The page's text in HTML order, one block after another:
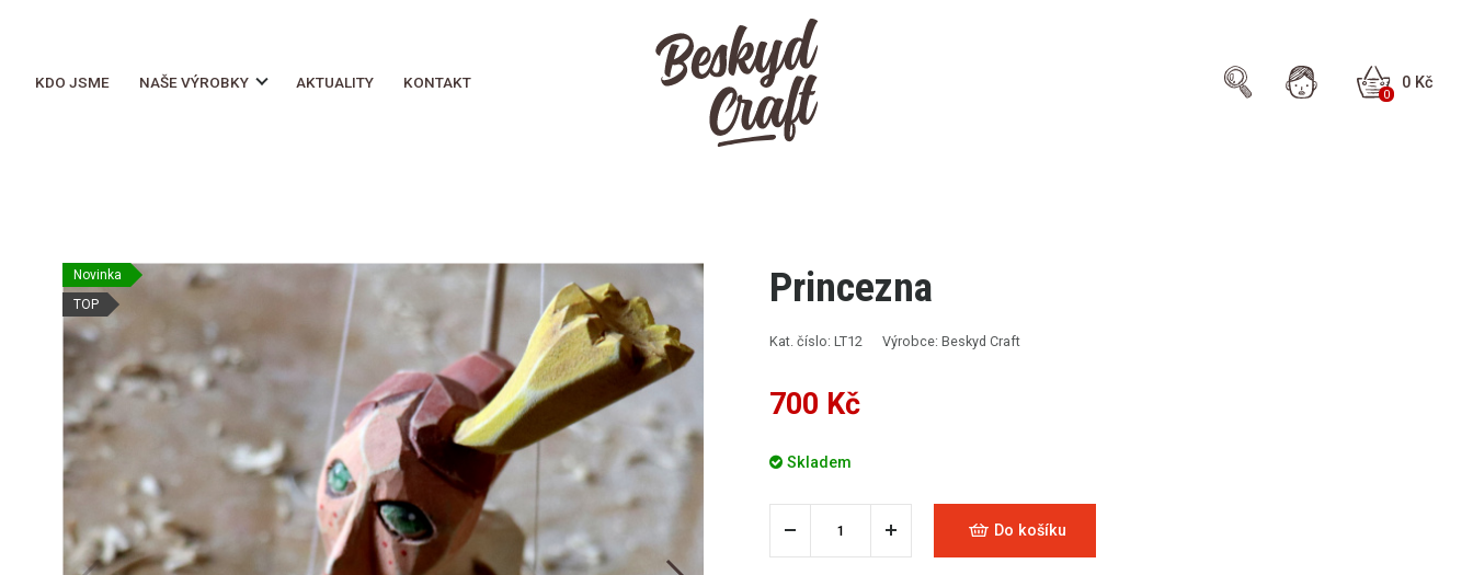
KDO JSME NAŠE VÝROBKY AKTUALITY KONTAKT
0
0 Kč
Novinka
TOP
Princezna
Kat. číslo: LT12 Výrobce: Beskyd Craft
700 Kč
Skladem
Do košíku